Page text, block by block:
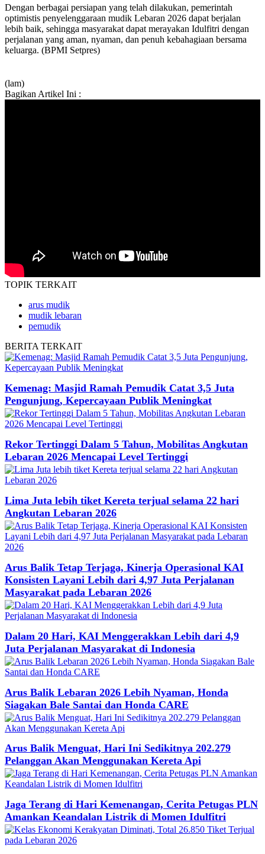
Dengan berbagai persiapan yang telah dilakukan, pemerintah
optimistis penyelenggaraan mudik Lebaran 2026 dapat berjalan
lebih baik, sehingga masyarakat dapat merayakan Idulfitri dengan
perjalanan yang aman, nyaman, dan penuh kebahagiaan bersama
keluarga. (BPMI Setpres)
(lam)
Bagikan Artikel Ini :
TOPIK TERKAIT
arus mudik
mudik lebaran
pemudik
BERITA TERKAIT
Kemenag: Masjid Ramah Pemudik Catat 3,5 Juta
Pengunjung, Kepercayaan Publik Meningkat
Rekor Tertinggi Dalam 5 Tahun, Mobilitas Angkutan
Lebaran 2026 Mencapai Level Tertinggi
Lima Juta lebih tiket Kereta terjual selama 22 hari
Angkutan Lebaran 2026
Arus Balik Tetap Terjaga, Kinerja Operasional KAI
Konsisten Layani Lebih dari 4,97 Juta Perjalanan
Masyarakat pada Lebaran 2026
Dalam 20 Hari, KAI Menggerakkan Lebih dari 4,9
Juta Perjalanan Masyarakat di Indonesia
Arus Balik Lebaran 2026 Lebih Nyaman, Honda
Siagakan Bale Santai dan Honda CARE
Arus Balik Menguat, Hari Ini Sedikitnya 202.279
Pelanggan Akan Menggunakan Kereta Api
Jaga Terang di Hari Kemenangan, Cerita Petugas PLN
Amankan Keandalan Listrik di Momen Idulfitri